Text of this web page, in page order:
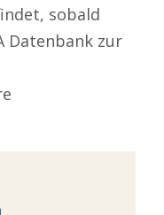
sobald
Datenbank zur